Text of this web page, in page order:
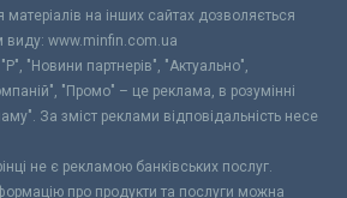
на інших сайтах дозволяється
виду: www.minfin.com.ua
"Новини партнерів", "Актуально",
"Промо" – це реклама, в розумінні
За зміст реклами відповідальність несе
не є рекламою банківських послуг.
про продукти та послуги можна